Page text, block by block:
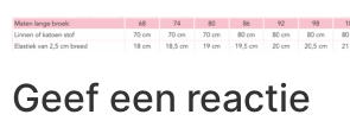
Geef een reactie